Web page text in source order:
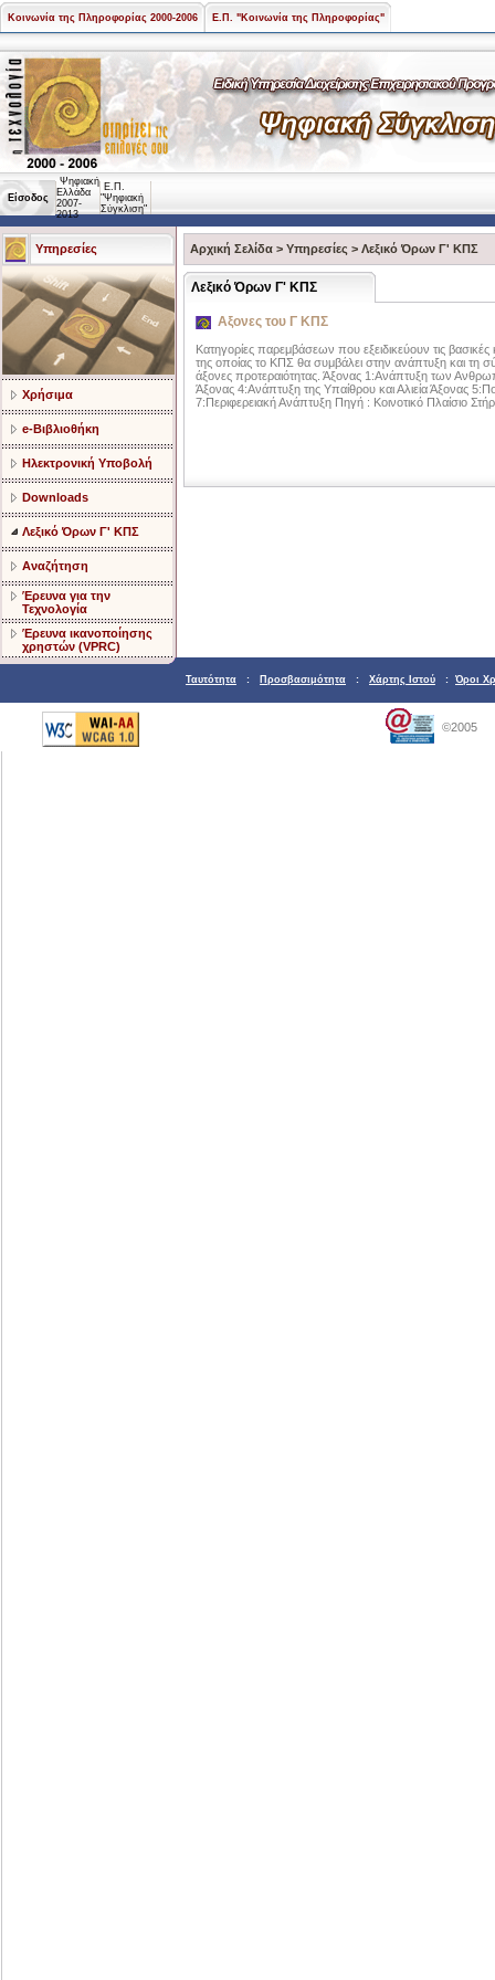
Κοινωνία της Πληροφορίας 2000-2006 Ε.Π. "Κοινωνία της Πληροφορίας"
Είσοδος
Ψηφιακή
Ελλάδα
2007-
2013
Ε.Π.
"Ψηφιακή
Σύγκλιση"
Υπηρεσίες
Χρήσιμα
e-Βιβλιοθήκη
Ηλεκτρονική Υποβολή
Downloads
Λεξικό Όρων Γ' ΚΠΣ
Αναζήτηση
Έρευνα για την
Τεχνολογία
Έρευνα ικανοποίησης
χρηστών (VPRC)
Αρχική Σελίδα > Υπηρεσίες > Λεξικό Όρων Γ' ΚΠΣ
Λεξικό Όρων Γ' ΚΠΣ
Αξονες του Γ KΠΣ
Κατηγορίες παρεμβάσεων που εξειδικεύουν τις
της οποίας το KΠΣ θα συμβάλει στην ανάπτυξη και τη
άξονες προτεραιότητας. Άξονας 1:Ανάπτυξη των
Άξονας 4:Ανάπτυξη της Υπαίθρου και Αλιεία Άξονας
7:Περιφερειακή Ανάπτυξη Πηγή : Κοινοτικό Πλαίσιο
Ταυτότητα : Προσβασιμότητα : Χάρτης Ιστού : Όροι
©2005